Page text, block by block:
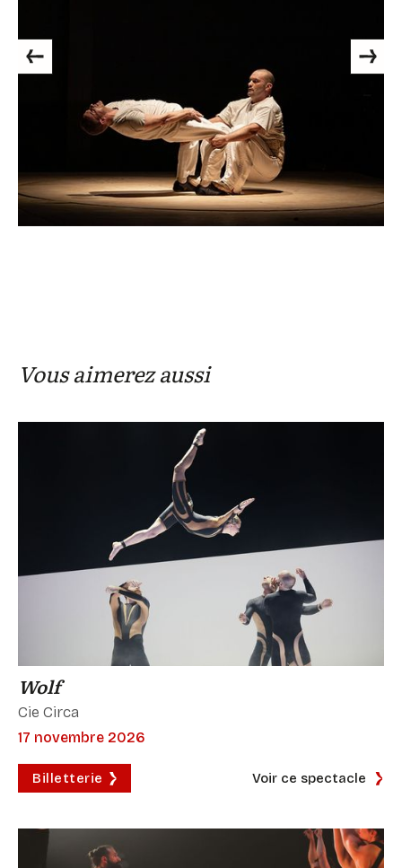
Previous Next
Vous aimerez aussi
Wolf
Cie Circa
17 novembre 2026
Billetterie Voir ce spectacle